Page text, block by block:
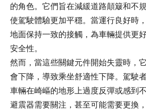
的角色。它們旨在減緩道路顛簸和不
使駕駛體驗更加平穩。當運行良好時
地面保持一致的接觸，為車輛提供更
安全性。
然而，當這些關鍵元件開始失靈時，
會下降，導致乘坐舒適性下降。駕駛
車輛在崎嶇的地形上過度反彈或感到
避震器需要關注，甚至可能需要更換